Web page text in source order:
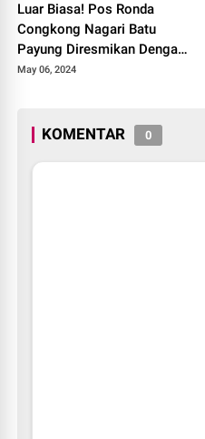
Luar Biasa! Pos Ronda
Congkong Nagari Batu
Payung Diresmikan Dengan
Meriah
May 06, 2024
KOMENTAR 0